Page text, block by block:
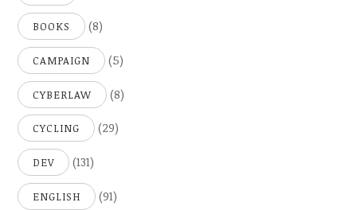
BOOKS (8)
CAMPAIGN (5)
CYBERLAW (8)
CYCLING (29)
DEV (131)
ENGLISH (91)